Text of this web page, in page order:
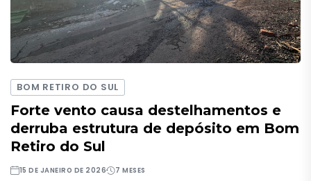
BOM RETIRO DO SUL
Forte vento causa destelhamentos e
derruba estrutura de depósito em Bom
Retiro do Sul
15 DE JANEIRO DE 2026 7 MESES